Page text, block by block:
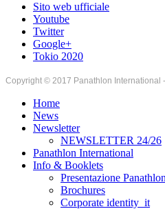
Sito web ufficiale
Youtube
Twitter
Google+
Tokio 2020
Copyright © 2017 Panathlon International
Home
News
Newsletter
NEWSLETTER 24/26
Panathlon International
Info & Booklets
Presentazione Panathlon
Brochures
Corporate identity_it